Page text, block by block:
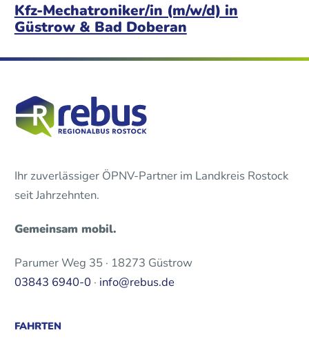
Kfz-Mechatroniker/in (m/w/d) in
Güstrow & Bad Doberan
Ihr zuverlässiger ÖPNV-Partner im Landkreis Rostock
seit Jahrzehnten.
Gemeinsam mobil.
Parumer Weg 35 · 18273 Güstrow
03843 6940-0 · info@rebus.de
FAHRTEN